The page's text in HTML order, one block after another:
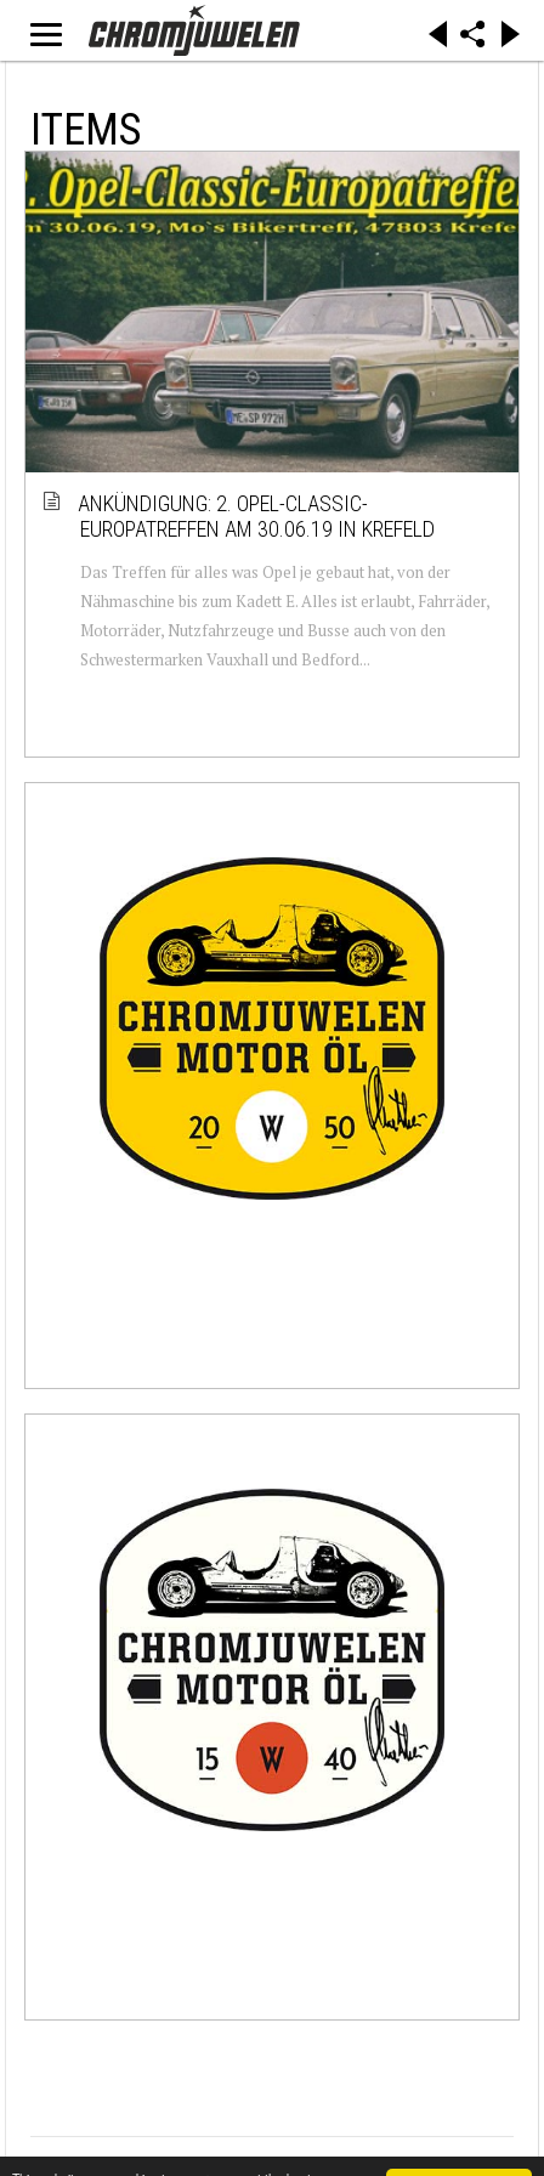
ITEMS
ANKÜNDIGUNG: 2. OPEL-CLASSIC-
EUROPATREFFEN AM 30.06.19 IN KREFELD
Das Treffen für alles was Opel je gebaut hat, von der
Nähmaschine bis zum Kadett E. Alles ist erlaubt, Fahrräder,
Motorräder, Nutzfahrzeuge und Busse auch von den
Schwestermarken Vauxhall und Bedford...